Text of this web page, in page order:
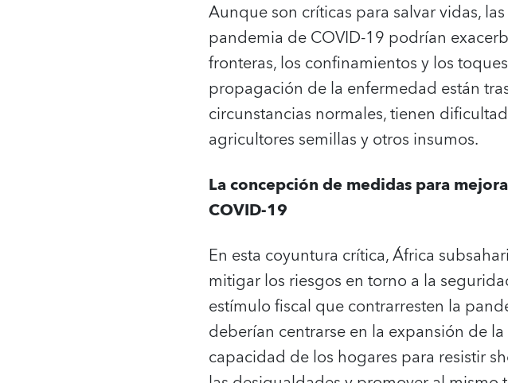
Aunque son críticas para salvar vidas,
pandemia de COVID-19 podrían
fronteras, los confinamientos y los
propagación de la enfermedad están
circunstancias normales, tienen
agricultores semillas y otros insumos.
La concepción de medidas para
COVID-19
En esta coyuntura crítica, África
mitigar los riesgos en torno a la
estímulo fiscal que contrarresten la
deberían centrarse en la expansión de
capacidad de los hogares para resistir